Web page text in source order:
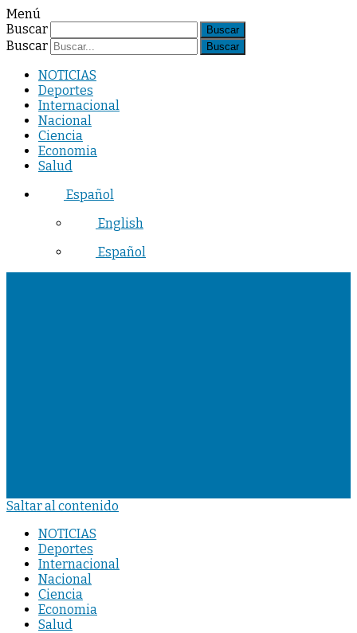
Menú
Buscar
Buscar
NOTICIAS
Deportes
Internacional
Nacional
Ciencia
Economia
Salud
Español
English
Español
Saltar al contenido
NOTICIAS
Deportes
Internacional
Nacional
Ciencia
Economia
Salud